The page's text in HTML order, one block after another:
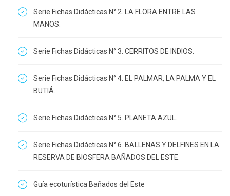
Serie Fichas Didácticas N° 2. LA FLORA ENTRE LAS
MANOS.
Serie Fichas Didácticas N° 3. CERRITOS DE INDIOS.
Serie Fichas Didácticas N° 4. EL PALMAR, LA PALMA Y EL
BUTIÁ.
Serie Fichas Didácticas N° 5. PLANETA AZUL.
Serie Fichas Didácticas N° 6. BALLENAS Y DELFINES EN LA
RESERVA DE BIOSFERA BAÑADOS DEL ESTE.
Guía ecoturística Bañados del Este